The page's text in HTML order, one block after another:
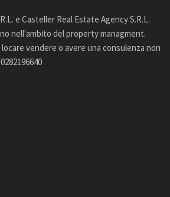
e Casteller Real Estate Agency S.R.L.
nell'ambito del property managment.
vendere o avere una consulenza non